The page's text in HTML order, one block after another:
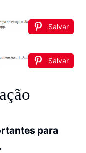
Salvar
Salvar
para